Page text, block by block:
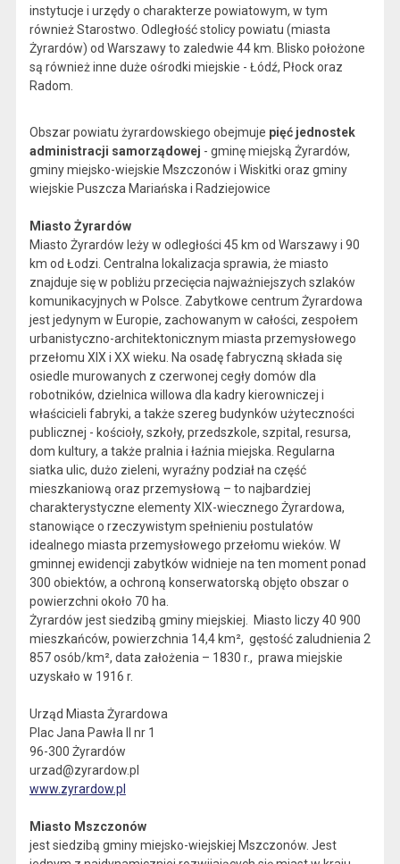
instytucje i urzędy o charakterze powiatowym, w tym
również Starostwo. Odległość stolicy powiatu (miasta
Żyrardów) od Warszawy to zaledwie 44 km. Blisko położone
są również inne duże ośrodki miejskie - Łódź, Płock oraz
Radom.
Obszar powiatu żyrardowskiego obejmuje pięć jednostek
administracji samorządowej - gminę miejską Żyrardów,
gminy miejsko-wiejskie Mszczonów i Wiskitki oraz gminy
wiejskie Puszcza Mariańska i Radziejowice
Miasto Żyrardów
Miasto Żyrardów leży w odległości 45 km od Warszawy i 90
km od Łodzi. Centralna lokalizacja sprawia, że miasto
znajduje się w pobliżu przecięcia najważniejszych szlaków
komunikacyjnych w Polsce. Zabytkowe centrum Żyrardowa
jest jedynym w Europie, zachowanym w całości, zespołem
urbanistyczno-architektonicznym miasta przemysłowego
przełomu XIX i XX wieku. Na osadę fabryczną składa się
osiedle murowanych z czerwonej cegły domów dla
robotników, dzielnica willowa dla kadry kierowniczej i
właścicieli fabryki, a także szereg budynków użyteczności
publicznej - kościoły, szkoły, przedszkole, szpital, resursa,
dom kultury, a także pralnia i łaźnia miejska. Regularna
siatka ulic, dużo zieleni, wyraźny podział na część
mieszkaniową oraz przemysłową – to najbardziej
charakterystyczne elementy XIX-wiecznego Żyrardowa,
stanowiące o rzeczywistym spełnieniu postulatów
idealnego miasta przemysłowego przełomu wieków. W
gminnej ewidencji zabytków widnieje na ten moment ponad
300 obiektów, a ochroną konserwatorską objęto obszar o
powierzchni około 70 ha.
Żyrardów jest siedzibą gminy miejskiej. Miasto liczy 40 900
mieszkańców, powierzchnia 14,4 km², gęstość zaludnienia 2
857 osób/km², data założenia – 1830 r., prawa miejskie
uzyskało w 1916 r.
Urząd Miasta Żyrardowa
Plac Jana Pawła II nr 1
96-300 Żyrardów
urzad@zyrardow.pl
www.zyrardow.pl
Miasto Mszczonów
jest siedzibą gminy miejsko-wiejskiej Mszczonów. Jest